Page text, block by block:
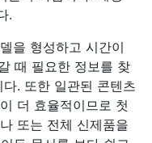
.
을 형성하고 시간이
때 필요한 정보를 찾
. 또한 일관된 콘텐츠
더 효율적이므로 첫
또는 전체 신제품을